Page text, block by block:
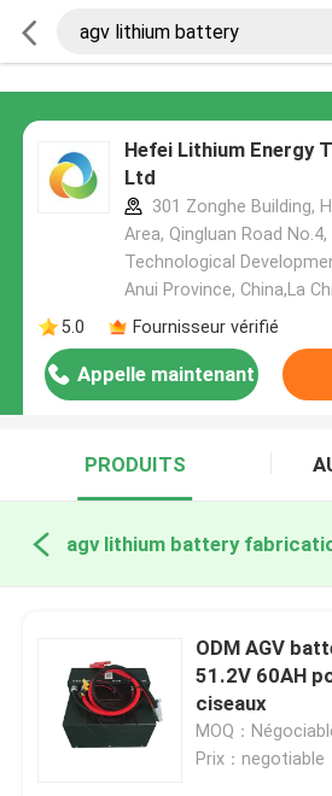
Hefei Lithium Energy
Ltd
301 Zonghe Building,
Area, Qingluan Road
Technological
Anui Province, China,La
5.0
Fournisseur vérifié
Appelle maintenant
PRODUITS
agv lithium battery
ODM AGV
51.2V 60AH
ciseaux
MOQ：
Prix：negotiable